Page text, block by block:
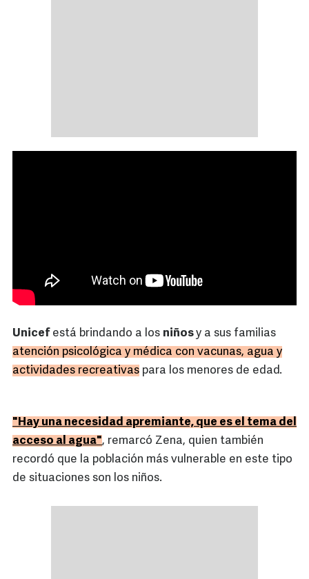
Unicef está brindando a los niñosy a sus familias
atención psicológica y médica con vacunas, agua y
actividades recreativas para los menores de edad.
"Hay una necesidad apremiante, que es el tema del
acceso al agua", remarcó Zena, quien también
recordó que la población más vulnerable en este tipo
de situaciones son los niños.